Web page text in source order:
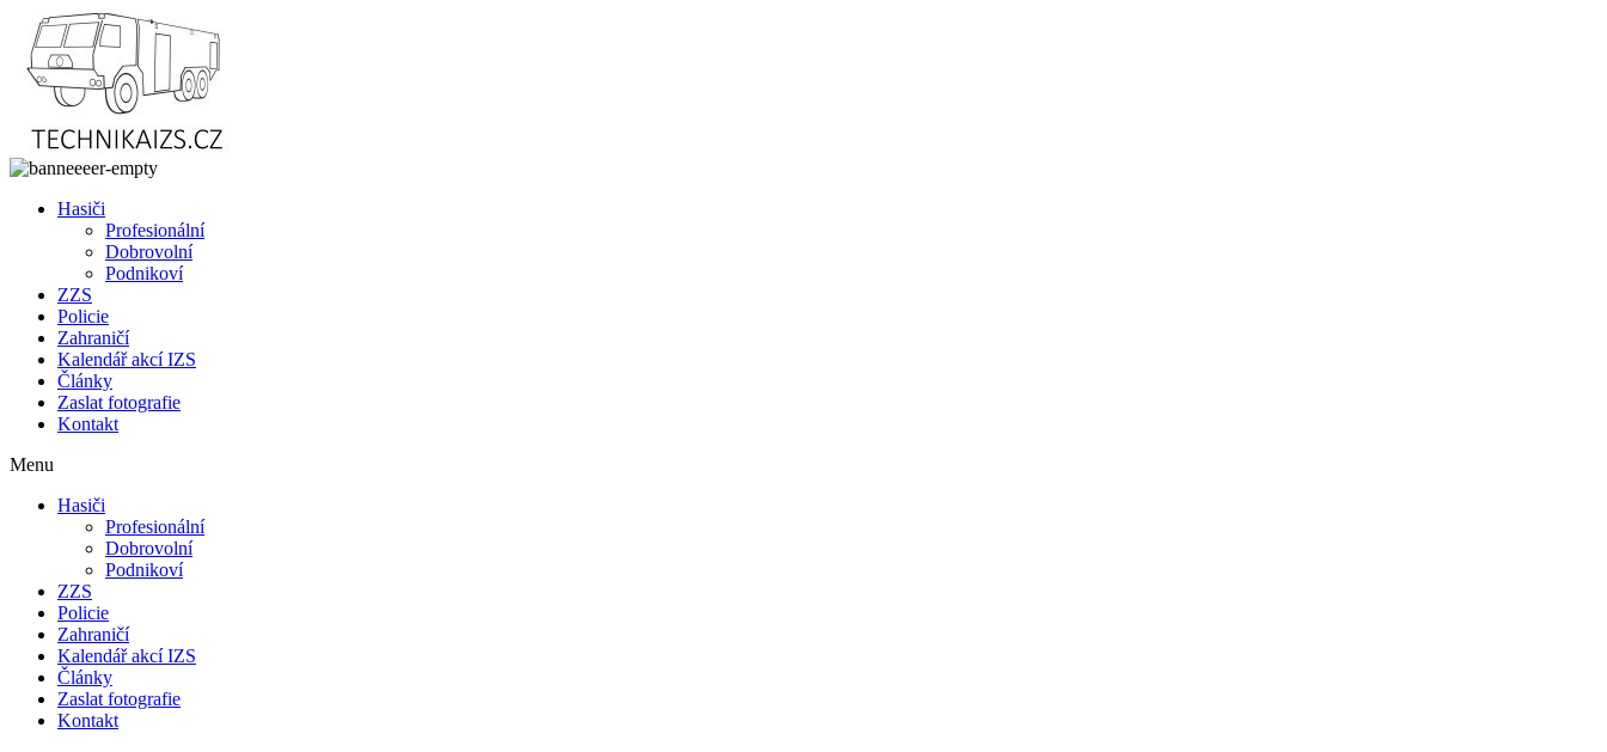
Přejít
obsahu
Hasiči
Profesionální
Dobrovolní
Podnikoví
ZZS
Policie
Zahraničí
Kalendář akcí IZS
Články
Zaslat fotografie
Kontakt
Menu
Hasiči
Profesionální
Dobrovolní
Podnikoví
ZZS
Policie
Zahraničí
Kalendář akcí IZS
Články
Zaslat fotografie
Kontakt